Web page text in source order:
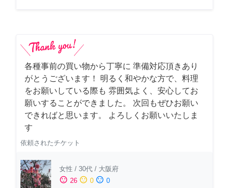
各種事前の買い物から丁寧に 準備対応頂きあり
がとうございます！ 明るく和やかな方で、料理
をお願いしている際も 雰囲気よく、安心してお
願いすることができました。 次回もぜひお願い
できればと思います。 よろしくお願いいたしま
す
依頼されたチケット
女性 / 30代 / 大阪府
sentiment_satisfied 26 sentiment_neutral 0 sentiment_dissatisfied 0